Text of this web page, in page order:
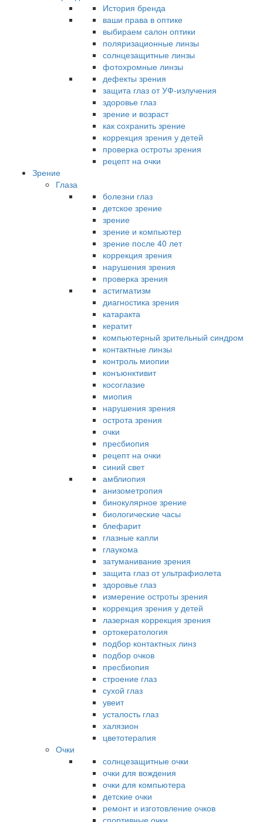
История бренда
ваши права в оптике
выбираем салон оптики
поляризационные линзы
солнцезащитные линзы
фотохромные линзы
дефекты зрения
защита глаз от УФ-излучения
здоровье глаз
зрение и возраст
как сохранить зрение
коррекция зрения у детей
проверка остроты зрения
рецепт на очки
Зрение
Глаза
болезни глаз
детское зрение
зрение
зрение и компьютер
зрение после 40 лет
коррекция зрения
нарушения зрения
проверка зрения
астигматизм
диагностика зрения
катаракта
кератит
компьютерный зрительный синдром
контактные линзы
контроль миопии
конъюнктивит
косоглазие
миопия
нарушения зрения
острота зрения
очки
пресбиопия
рецепт на очки
синий свет
амблиопия
анизометропия
бинокулярное зрение
биологические часы
блефарит
глазные капли
глаукома
затуманивание зрения
защита глаз от ультрафиолета
здоровье глаз
измерение остроты зрения
коррекция зрения у детей
лазерная коррекция зрения
ортокератология
подбор контактных линз
подбор очков
пресбиопия
строение глаз
сухой глаз
увеит
усталость глаз
халязион
цветотерапия
Очки
солнцезащитные очки
очки для вождения
очки для компьютера
детские очки
ремонт и изготовление очков